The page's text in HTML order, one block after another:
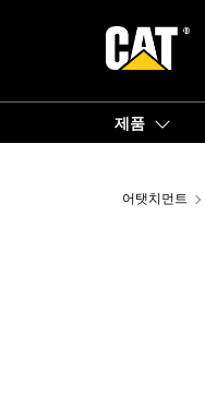
제품
어탯치먼트